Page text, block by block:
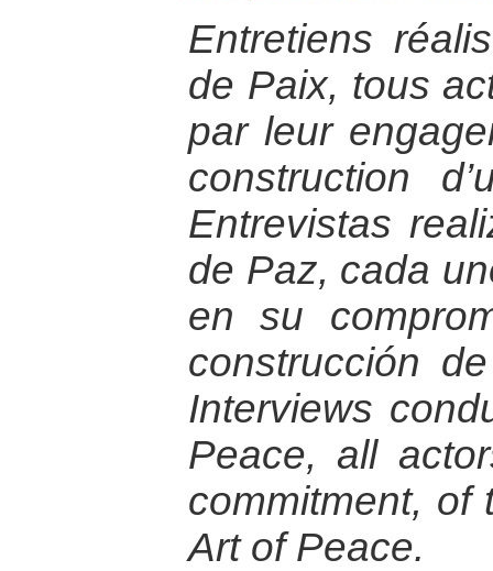
Entretiens
de Paix, tous
par leur
construction
Entrevistas
de Paz, cada
en su
construcción
Interviews
Peace, all
commitment, of
Art of Peace.